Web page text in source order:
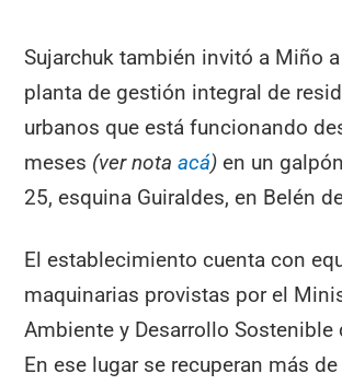
Sujarchuk también invitó a Miño
planta de gestión integral de
urbanos que está funcionando
meses (ver notaacá) en un
25, esquina Guiraldes, en Belén
El establecimiento cuenta con
maquinarias provistas por el
Ambiente y Desarrollo Sostenible
En ese lugar se recuperan más